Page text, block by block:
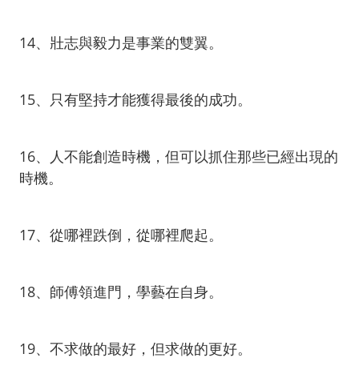
14、壯志與毅力是事業的雙翼。
15、只有堅持才能獲得最後的成功。
16、人不能創造時機，但可以抓住那些已經出現的
時機。
17、從哪裡跌倒，從哪裡爬起。
18、師傅領進門，學藝在自身。
19、不求做的最好，但求做的更好。